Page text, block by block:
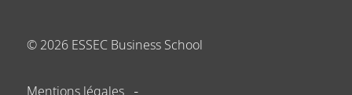
© 2026 ESSEC Business School
Mentions légales